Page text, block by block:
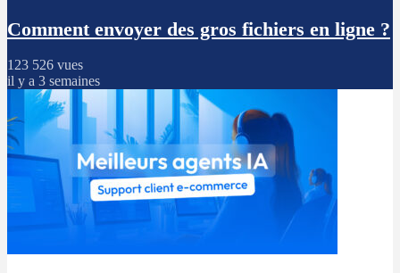
Comment envoyer des gros fichiers en ligne ?
123 526 vues
il y a 3 semaines